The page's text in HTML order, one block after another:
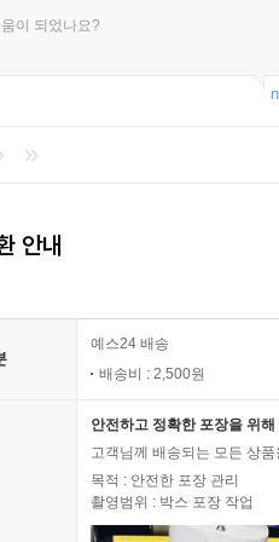
이 되었나요?
안내
예스24 배송
배송비 : 2,500원
안전하고 정확한 포장을 위
고객님께 배송되는 모든 상
목적 : 안전한 포장 관리
촬영범위 : 박스 포장 작업